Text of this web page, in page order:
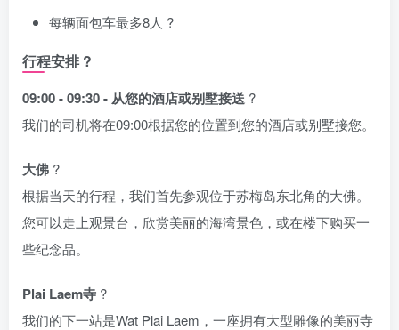
每辆面包车最多8人 ?
行程安排 ?
09:00 - 09:30 - 从您的酒店或别墅接送 ?
我们的司机将在09:00根据您的位置到您的酒店或别墅接您。
大佛 ?
根据当天的行程，我们首先参观位于苏梅岛东北角的大佛。
您可以走上观景台，欣赏美丽的海湾景色，或在楼下购买一
些纪念品。
Plai Laem寺 ?
我们的下一站是Wat Plai Laem，一座拥有大型雕像的美丽寺